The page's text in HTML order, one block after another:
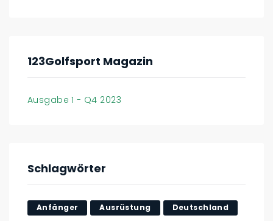
123Golfsport Magazin
Ausgabe 1 - Q4 2023
Schlagwörter
Anfänger Ausrüstung Deutschland